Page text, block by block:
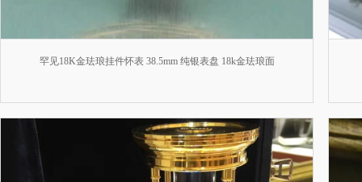
罕见18K金珐琅挂件怀表 38.5mm 纯银表盘 18k金珐琅面